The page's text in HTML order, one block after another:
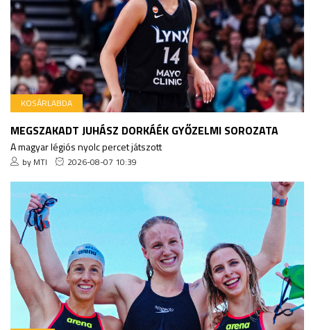
KOSÁRLABDA
MEGSZAKADT JUHÁSZ DORKÁÉK GYŐZELMI SOROZATA
A magyar légiós nyolc percet játszott
by MTI 2026-08-07 10:39